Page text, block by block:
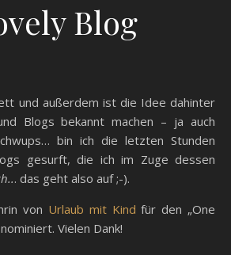
Blog
und außerdem ist die Idee dahinter
Blogs bekannt machen – ja auch
bin ich die letzten Stunden
gesurft, die ich im Zuge dessen
. das geht also auf ;-).
von Urlaub mit Kind für den „One
Vielen Dank!